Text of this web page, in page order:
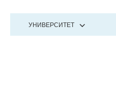
УНИВЕРСИТЕТ